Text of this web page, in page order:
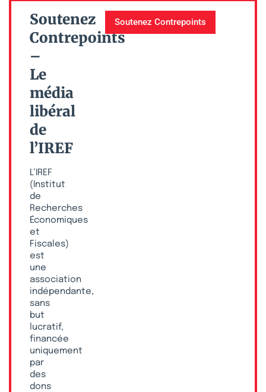
Soutenez
Contrepoints
–
Le
média
libéral
de
l’IREF
L’IREF
(Institut
de
Recherches
Économiques
et
Fiscales)
est
une
association
indépendante,
sans
but
lucratif,
financée
uniquement
par
des
dons
Soutenez Contrepoints